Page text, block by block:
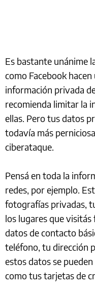
Es bastante unánime
como Facebook
información privada
recomienda limitar la
ellas. Pero tus datos
todavía más
ciberataque.
Pensá en toda la
redes, por ejemplo.
fotografías privadas,
los lugares que
datos de contacto
teléfono, tu dirección
estos datos se
como tus tarjetas de